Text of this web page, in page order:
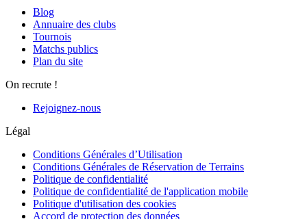
Blog
Annuaire des clubs
Tournois
Matchs publics
Plan du site
On recrute !
Rejoignez-nous
Légal
Conditions Générales d’Utilisation
Conditions Générales de Réservation de Terrains
Politique de confidentialité
Politique de confidentialité de l'application mobile
Politique d'utilisation des cookies
Accord de protection des données